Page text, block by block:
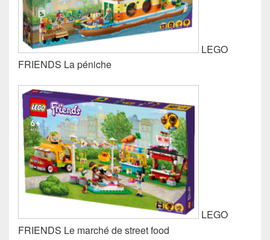
LEGO
FRIENDS La péniche
LEGO
FRIENDS Le marché de street food